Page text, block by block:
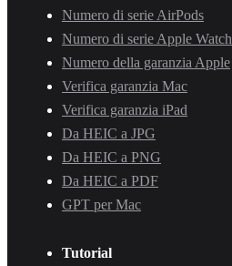
Numero di serie AirPods
Numero di serie Apple Watch
Numero della garanzia Apple
Verifica garanzia Mac
Verifica garanzia iPad
Da HEIC a JPG
Da HEIC a PNG
Da HEIC a PDF
GPT per Mac
Tutorial